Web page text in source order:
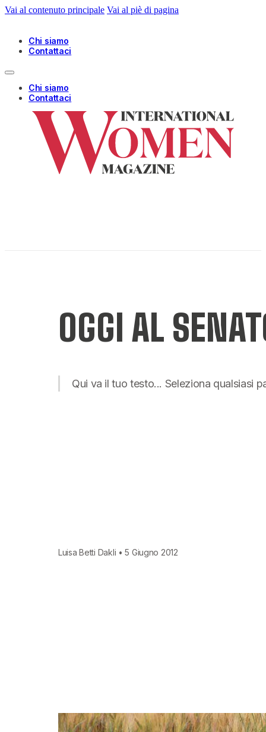
Vai al contenuto principale Vai al piè di pagina
Chi siamo
Contattaci
Chi siamo
Contattaci
OGGI AL
Qui va il tuo testo... Seleziona qualsiasi
Luisa Betti Dakli • 5 Giugno 2012